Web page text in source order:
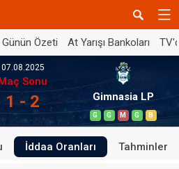
Günün Özeti At Yarışı Bankoları
07.08.2025
Sonu
1 - 2 Gimnasia LP
G G M G B
İddaa Oranları Tahminler